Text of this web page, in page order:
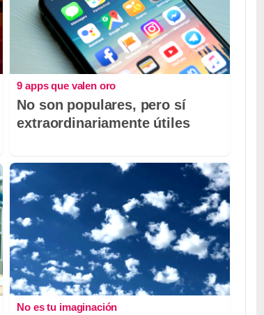
9 apps que valen oro
No son populares, pero sí
extraordinariamente útiles
No es tu imaginación